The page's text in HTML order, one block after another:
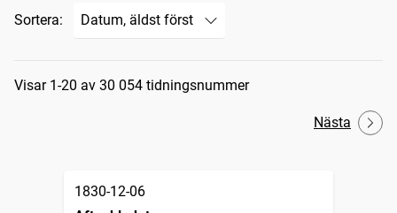
Sortera:
Sökresultat
Visar 1-20 av 30 054 tidningsnummer
Nästa
1830-12-06